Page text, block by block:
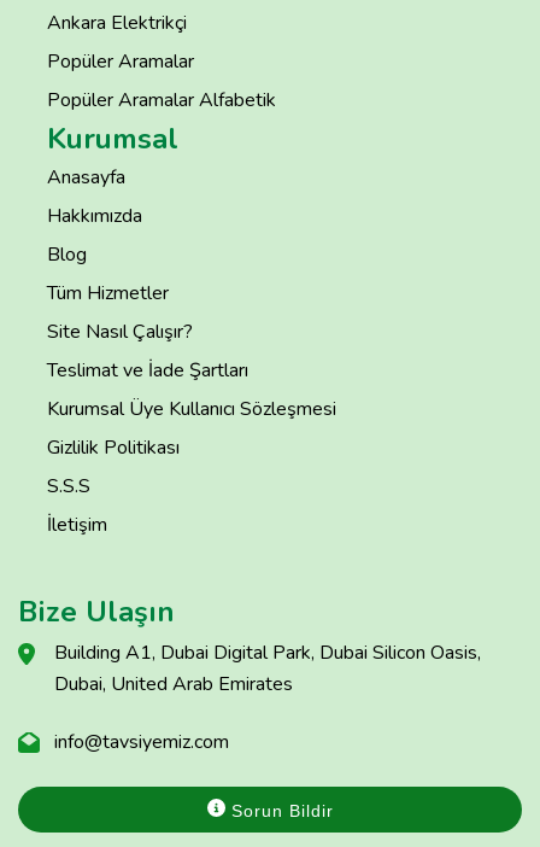
Ankara Elektrikçi
Popüler Aramalar
Popüler Aramalar Alfabetik
Kurumsal
Anasayfa
Hakkımızda
Blog
Tüm Hizmetler
Site Nasıl Çalışır?
Teslimat ve İade Şartları
Kurumsal Üye Kullanıcı Sözleşmesi
Gizlilik Politikası
S.S.S
İletişim
Bize Ulaşın
Building A1, Dubai Digital Park, Dubai Silicon Oasis,
Dubai, United Arab Emirates
info@tavsiyemiz.com
Sorun Bildir